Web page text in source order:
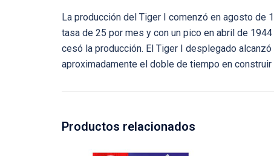
La producción del Tiger I comenzó en agosto de
tasa de 25 por mes y con un pico en abril de
cesó la producción. El Tiger I desplegado
aproximadamente el doble de tiempo en
Productos relacionados